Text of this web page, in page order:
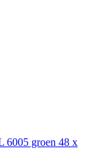
6005 groen 48 x